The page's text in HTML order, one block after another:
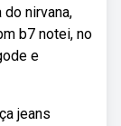
nirvana,
b7 notei, no
e
jeans